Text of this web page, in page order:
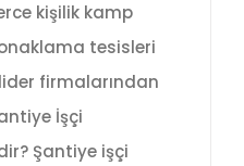
kişilik kamp
tesisleri
firmalarından
İşçi
Şantiye işçi